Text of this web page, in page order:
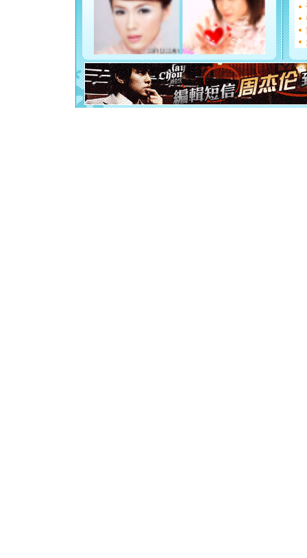
[元旦]
如
起；二
离。水
[元旦]
当
泣，这
卖了。水
[春节]风
颜！冬去
道一声平
[春节]传